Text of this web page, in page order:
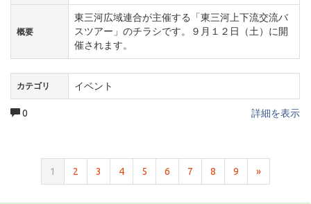
概要
東三河広域連合が主催する「東三河上下流交流バ
スツアー」のチラシです。９月１２日（土）に開
催されます。
カテゴリ イベント
0 詳細を表示
1 2 3 4 5 6 7 8 9 »